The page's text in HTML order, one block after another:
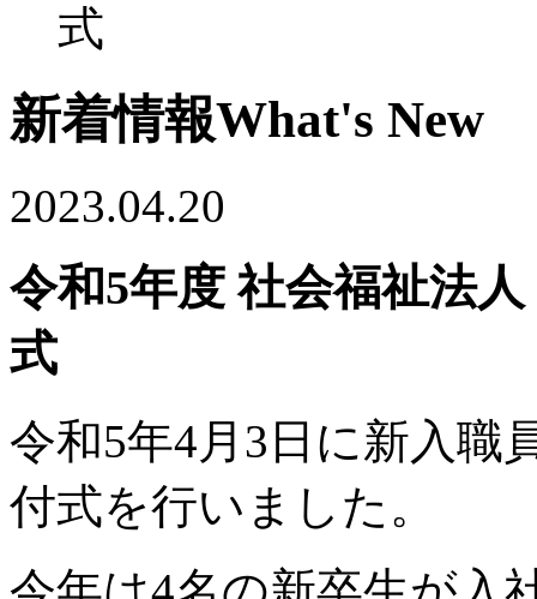
式
新着情報What's New
2023.04.20
令和5年度 社会福祉法
式
令和5年4月3日に新入職
付式を行いました。